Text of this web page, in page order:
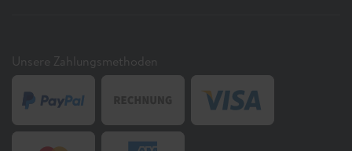
Unsere Zahlungsmethoden